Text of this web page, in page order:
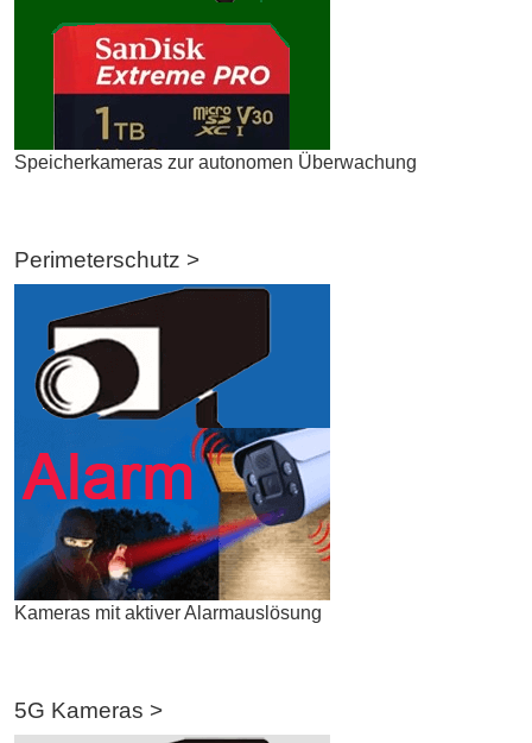
Speicherkameras zur autonomen Überwachung
Perimeterschutz >
Kameras mit aktiver Alarmauslösung
5G Kameras >